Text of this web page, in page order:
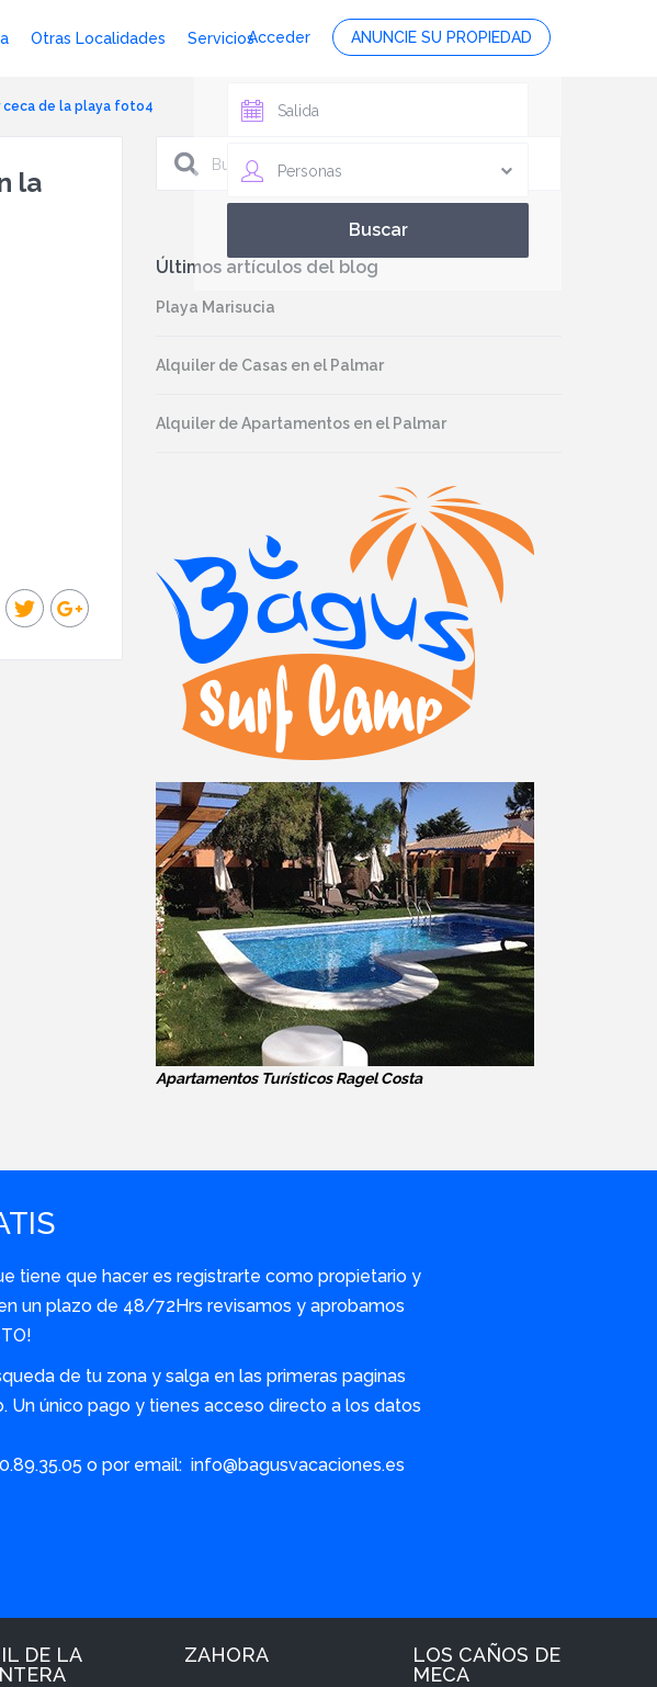
Acceder ANUNCIE SU PROPIEDAD
Otras Localidades Servicios
Personas
ceca de la playa foto4
la
Últimos artículos del blog
Playa Marisucia
Alquiler de Casas en el Palmar
Alquiler de Apartamentos en el Palmar
Apartamentos Turísticos Ragel Costa
tiene que hacer es registrarte como propietario y
un plazo de 48/72Hrs revisamos y aprobamos
de tu zona y salga en las primeras paginas
Un único pago y tienes acceso directo a los datos
o por email: info@bagusvacaciones.es
DE LA
ZAHORA
LOS CAÑOS DE
MECA